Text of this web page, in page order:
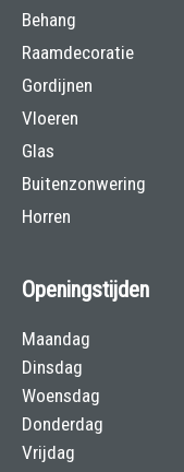
Behang
Raamdecoratie
Gordijnen
Vloeren
Glas
Buitenzonwering
Horren
Openingstijden
Maandag
Dinsdag
Woensdag
Donderdag
Vrijdag